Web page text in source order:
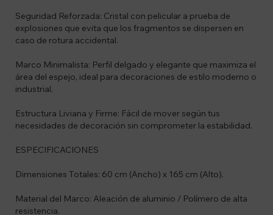
Seguridad Reforzada: Cristal con pelicular a prueba de
explosiones que evita que los fragmentos se dispersen en
caso de rotura accidental.
Marco Minimalista: Perfil delgado y elegante que maximiza el
área del espejo, ideal para decoraciones de estilo moderno o
industrial.
Estructura Liviana y Firme: Fácil de mover según tus
necesidades de decoración sin comprometer la estabilidad.
ESPECIFICACIONES
Dimensiones Totales: 60 cm (Ancho) x 165 cm (Alto).
Material del Marco: Aleación de aluminio / Polímero de alta
resistencia.